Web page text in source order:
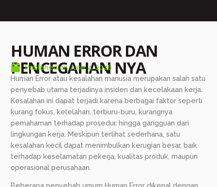
HUMAN ERROR DAN
PENCEGAHAN NYA
Published onJune 4, 2026
Human Error atau kesalahan manusia merupakan salah satu
penyebab utama terjadinya insiden dan kecelakaan kerja.
Kesalahan ini dapat terjadi karena berbagai faktor seperti
kurang fokus, kelelahan, terburu-buru, kurangnya
pemahaman terhadap prosedur, hingga gangguan dari
lingkungan kerja. Meskipun terlihat sederhana, satu
kesalahan kecil dapat menimbulkan kerugian besar, baik
terhadap keselamatan pekerja, kualitas produk, maupun
operasional perusahaan.